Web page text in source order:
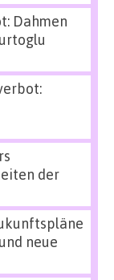
Dahmen
der
neue